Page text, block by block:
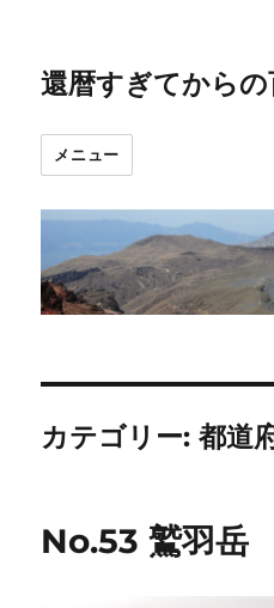
還暦すぎてから
メニュー
カテゴリー:都道
No.53 鷲羽岳